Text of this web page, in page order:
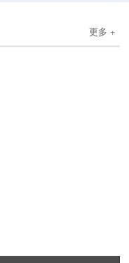
更多 +